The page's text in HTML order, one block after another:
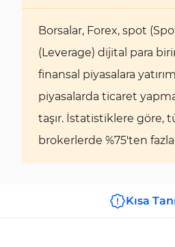
Borsalar, Forex, spot
(Leverage) dijital para
finansal piyasalara
piyasalarda ticaret
taşır. İstatistiklere göre,
brokerlerde %75'ten
Kısa